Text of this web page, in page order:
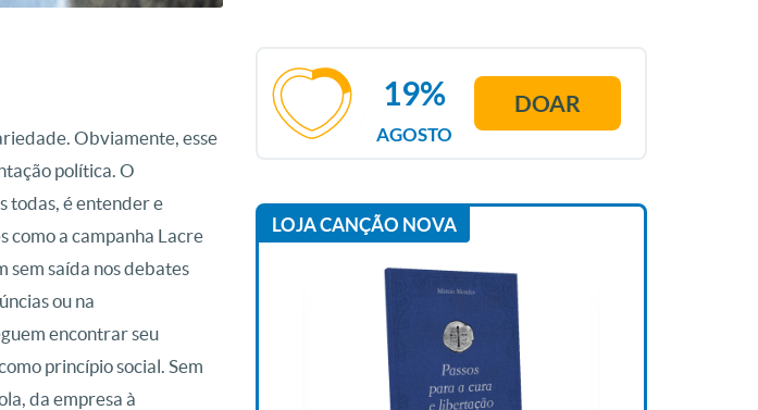
Obviamente, esse
política. O
todas, é entender e
como a campanha Lacre
sem saída nos debates
ou na
encontrar seu
princípio social. Sem
da empresa à
AGOSTO
19% DOAR
LOJA CANÇÃO NOVA